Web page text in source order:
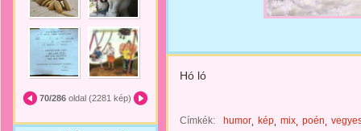
70/286 oldal (2281 kép)
Hó ló
Címkék: humor kép mix poén